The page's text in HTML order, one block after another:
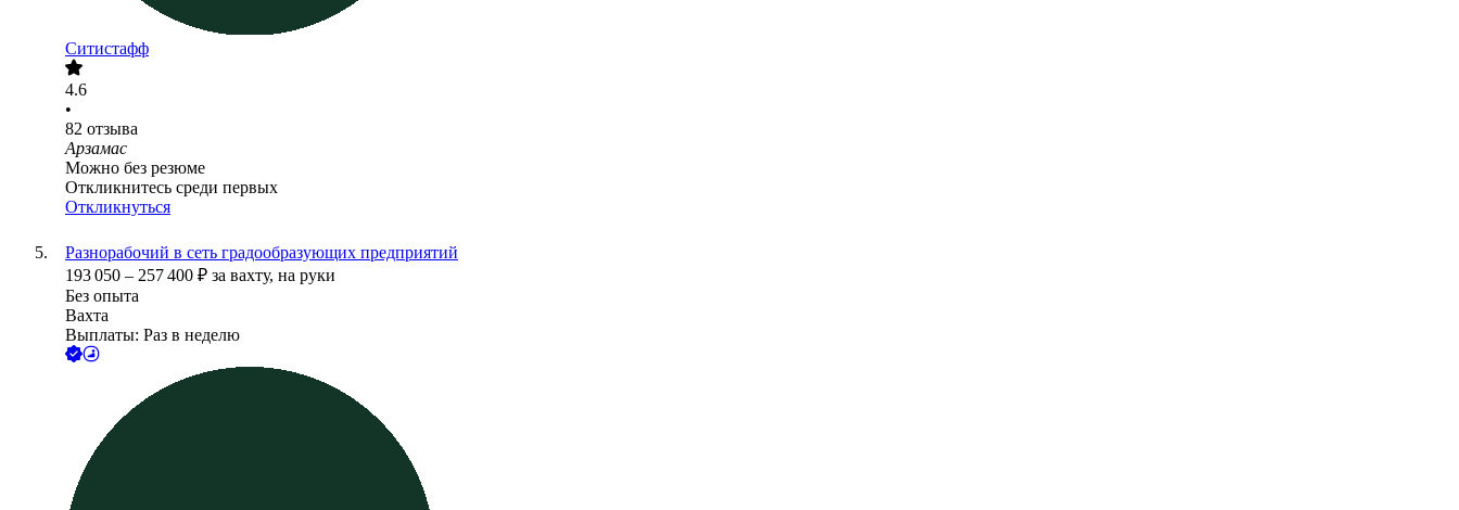
Ситистафф
4.6
•
82 отзыва
Арзамас
Можно без резюме
Откликнитесь среди первых
Откликнуться
Разнорабочий в сеть градообразующих предприятий
193 050 – 257 400 ₽ за вахту, на руки
Без опыта
Вахта
Выплаты: Раз в неделю